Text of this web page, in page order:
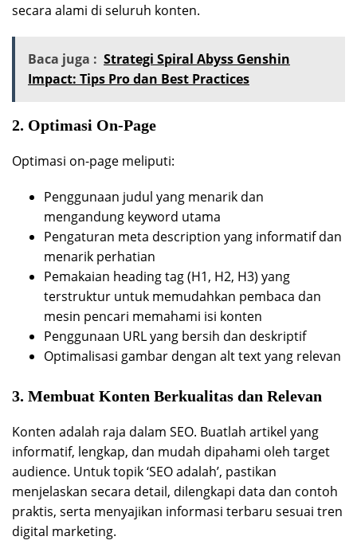
secara alami di seluruh konten.
Baca juga : Strategi Spiral Abyss Genshin
Impact: Tips Pro dan Best Practices
2. Optimasi On-Page
Optimasi on-page meliputi:
Penggunaan judul yang menarik dan
mengandung keyword utama
Pengaturan meta description yang informatif dan
menarik perhatian
Pemakaian heading tag (H1, H2, H3) yang
terstruktur untuk memudahkan pembaca dan
mesin pencari memahami isi konten
Penggunaan URL yang bersih dan deskriptif
Optimalisasi gambar dengan alt text yang relevan
3. Membuat Konten Berkualitas dan Relevan
Konten adalah raja dalam SEO. Buatlah artikel yang
informatif, lengkap, dan mudah dipahami oleh target
audience. Untuk topik ‘SEO adalah’, pastikan
menjelaskan secara detail, dilengkapi data dan contoh
praktis, serta menyajikan informasi terbaru sesuai tren
digital marketing.